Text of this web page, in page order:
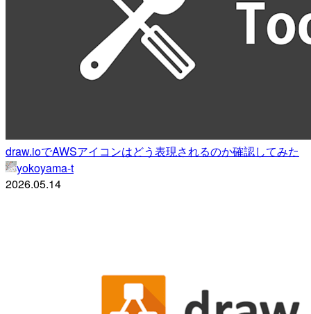
draw.ioでAWSアイコンはどう表現されるのか確認してみた
yokoyama-t
2026.05.14